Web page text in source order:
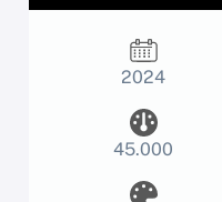
2024
45.000